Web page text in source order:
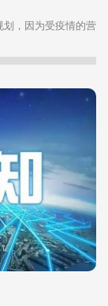
，因为受疫情的营